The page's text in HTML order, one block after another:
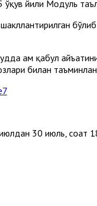
йили Модуль
ҳам қабул
билан
30 июль, соат